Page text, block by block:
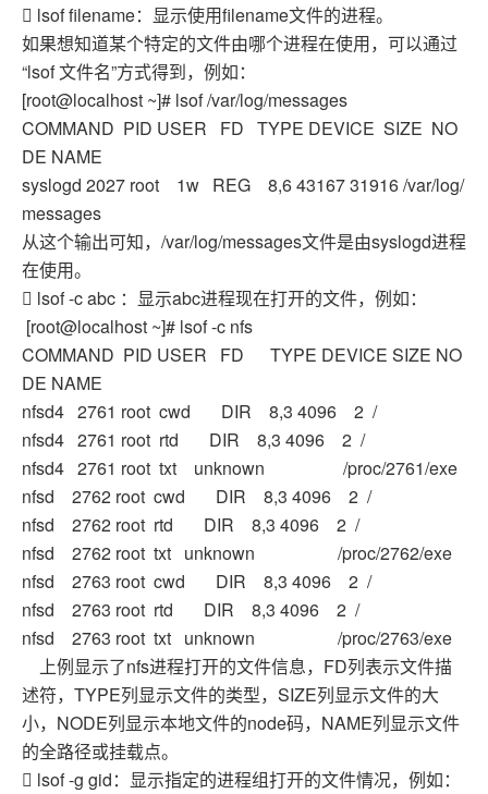
 lsof filename：显示使用filename文件的进程。
如果想知道某个特定的文件由哪个进程在使用，可以通过
“lsof 文件名”方式得到，例如：
[root@localhost ~]# lsof /var/log/messages
COMMAND PID USER FD TYPE DEVICE SIZE NO
DE NAME
syslogd 2027 root 1w REG 8,6 43167 31916 /var/log/
messages
从这个输出可知，/var/log/messages文件是由syslogd进程
在使用。
 lsof -c abc ：显示abc进程现在打开的文件，例如：
[root@localhost ~]# lsof -c nfs
COMMAND PID USER FD TYPE DEVICE SIZE NO
DE NAME
nfsd4 2761 root cwd DIR 8,3 4096 2 /
nfsd4 2761 root rtd DIR 8,3 4096 2 /
nfsd4 2761 root txt unknown /proc/2761/exe
nfsd 2762 root cwd DIR 8,3 4096 2 /
nfsd 2762 root rtd DIR 8,3 4096 2 /
nfsd 2762 root txt unknown /proc/2762/exe
nfsd 2763 root cwd DIR 8,3 4096 2 /
nfsd 2763 root rtd DIR 8,3 4096 2 /
nfsd 2763 root txt unknown /proc/2763/exe
上例显示了nfs进程打开的文件信息，FD列表示文件描
述符，TYPE列显示文件的类型，SIZE列显示文件的大
小，NODE列显示本地文件的node码，NAME列显示文件
的全路径或挂载点。
 lsof -g gid：显示指定的进程组打开的文件情况，例如：